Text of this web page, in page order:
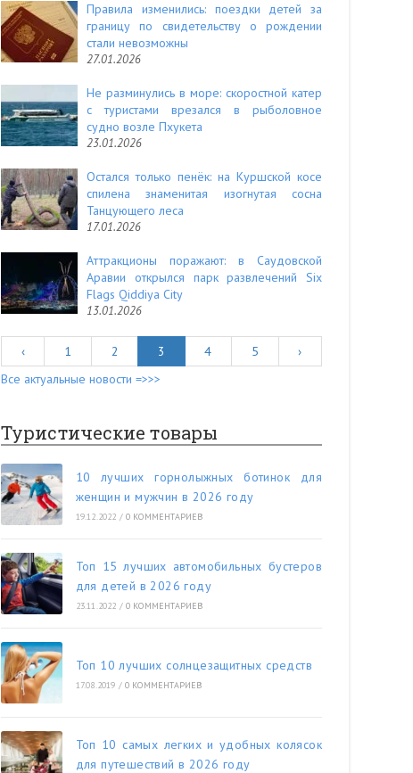
Правила изменились: поездки детей за
границу по свидетельству о рождении
стали невозможны
27.01.2026
Не разминулись в море: скоростной катер
с туристами врезался в рыболовное
судно возле Пхукета
23.01.2026
Остался только пенёк: на Куршской косе
спилена знаменитая изогнутая сосна
Танцующего леса
17.01.2026
Аттракционы поражают: в Саудовской
Аравии открылся парк развлечений Six
Flags Qiddiya City
13.01.2026
‹ 1 2 3 4 5
›
Все актуальные новости =>>>
Туристические товары
10 лучших горнолыжных ботинок для
женщин и мужчин в 2026 году
19.12.2022 / 0 КОММЕНТАРИЕВ
Топ 15 лучших автомобильных бустеров
для детей в 2026 году
23.11.2022 / 0 КОММЕНТАРИЕВ
Топ 10 лучших солнцезащитных средств
17.08.2019 / 0 КОММЕНТАРИЕВ
Топ 10 самых легких и удобных колясок
для путешествий в 2026 году